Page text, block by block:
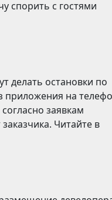
спорить с гостями
делать остановки по
приложения на
заявкам
Читайте в